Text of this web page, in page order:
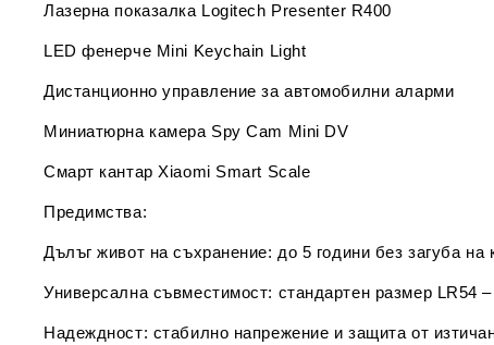
Лазерна показалка Logitech Presenter R400
LED фенерче Mini Keychain Light
Дистанционно управление за автомобилни аларми
Миниатюрна камера Spy Cam Mini DV
Смарт кантар Xiaomi Smart Scale
Предимства:
Дълъг живот на съхранение: до 5 години без загуба на
Универсална съвместимост: стандартен размер LR54
Надеждност: стабилно напрежение и защита от